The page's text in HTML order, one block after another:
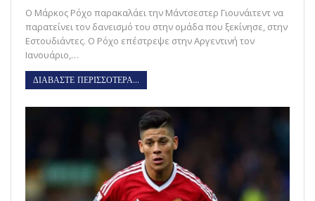
Ο Μάρκος Ρόχο παρακαλάει την Μάντσεστερ Γιουνάιτεντ να
παρατείνει τον δανεισμό του στην ομάδα που ξεκίνησε, στην
Εστουδιάντες. Ο Ρόχο επέστρεψε στην Αργεντινή τον
Ιανουάριο,…
ΔΙΑΒΑΣΤΕ ΠΕΡΙΣΣΟΤΕΡΑ...